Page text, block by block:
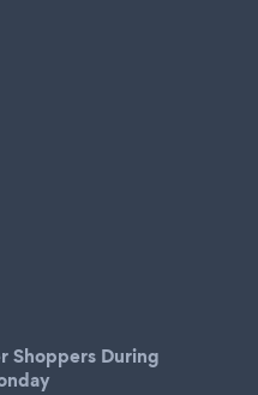
Shoppers During